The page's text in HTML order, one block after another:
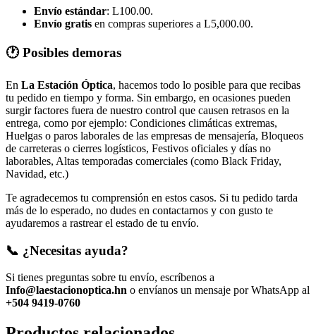
Envío estándar: L100.00.
Envío gratis en compras superiores a L5,000.00.
🕐 Posibles demoras
En La Estación Óptica, hacemos todo lo posible para que recibas
tu pedido en tiempo y forma. Sin embargo, en ocasiones pueden
surgir factores fuera de nuestro control que causen retrasos en la
entrega, como por ejemplo: Condiciones climáticas extremas,
Huelgas o paros laborales de las empresas de mensajería, Bloqueos
de carreteras o cierres logísticos, Festivos oficiales y días no
laborables, Altas temporadas comerciales (como Black Friday,
Navidad, etc.)
Te agradecemos tu comprensión en estos casos. Si tu pedido tarda
más de lo esperado, no dudes en contactarnos y con gusto te
ayudaremos a rastrear el estado de tu envío.
📞 ¿Necesitas ayuda?
Si tienes preguntas sobre tu envío, escríbenos a
Info@laestacionoptica.hn o envíanos un mensaje por WhatsApp al
+504 9419-0760